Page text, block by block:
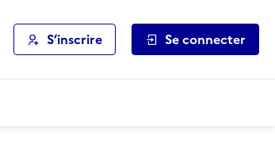
S’inscrire Se connecter